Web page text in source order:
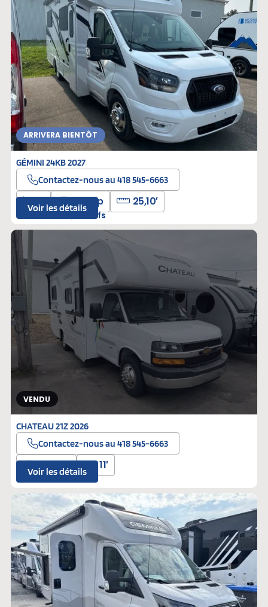
ARRIVERA BIENTÔT
GÉMINI 24KB 2027
Contactez-nous au 418 545-6663
2 310 hp 25,10′
T-A00020 Neufs
Voir les détails
VENDU
CHATEAU 21Z 2026
Contactez-nous au 418 545-6663
325 hp 11′
Neufs
Voir les détails